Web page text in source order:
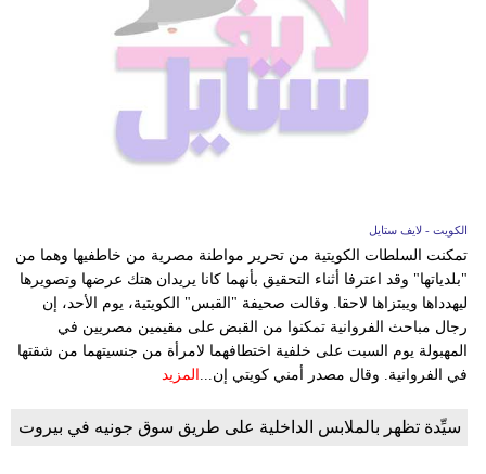
الكويت - لايف ستايل
تمكنت السلطات الكويتية من تحرير مواطنة مصرية من خاطفيها وهما من
"بلدياتها" وقد اعترفا أثناء التحقيق بأنهما كانا يريدان هتك عرضها وتصويرها
ليهدداها ويبتزاها لاحقا. وقالت صحيفة "القبس" الكويتية، يوم الأحد، إن
رجال مباحث الفروانية تمكنوا من القبض على مقيمين مصريين في
المهبولة يوم السبت على خلفية اختطافهما لامرأة من جنسيتهما من شقتها
في الفروانية. وقال مصدر أمني كويتي إن... المزيد
سيِّدة تظهر بالملابس الداخلية على طريق سوق جونيه في بيروت